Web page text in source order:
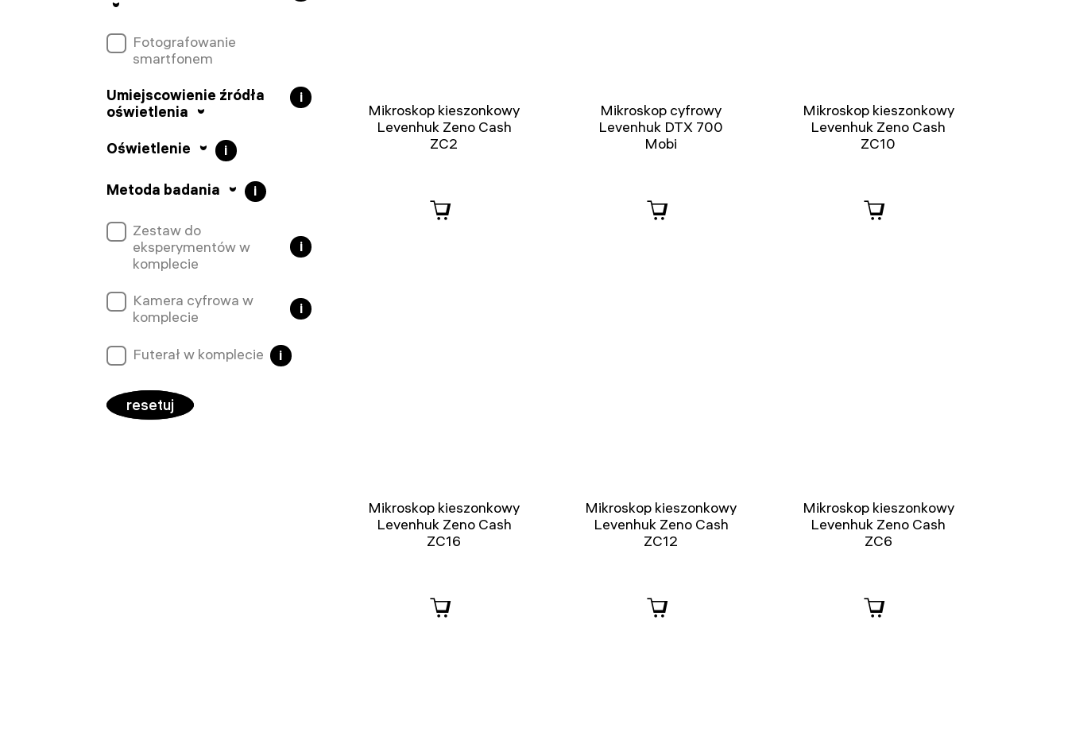
Fotografowanie
smartfonem
Umiejscowienie źródła
oświetlenia
i
Oświetlenie i
Metoda badania i
Zestaw do
eksperymentów w
komplecie
i
Kamera cyfrowa w
komplecie
i
Futerał w komplecie i
resetuj
Mikroskop kieszonkowy
Levenhuk Zeno Cash
ZC2
Mikroskop cyfrowy
Levenhuk DTX 700
Mobi
Mikroskop kieszonkowy
Levenhuk Zeno Cash
ZC10
Mikroskop kieszonkowy
Levenhuk Zeno Cash
ZC16
Mikroskop kieszonkowy
Levenhuk Zeno Cash
ZC12
Mikroskop kieszonkowy
Levenhuk Zeno Cash
ZC6